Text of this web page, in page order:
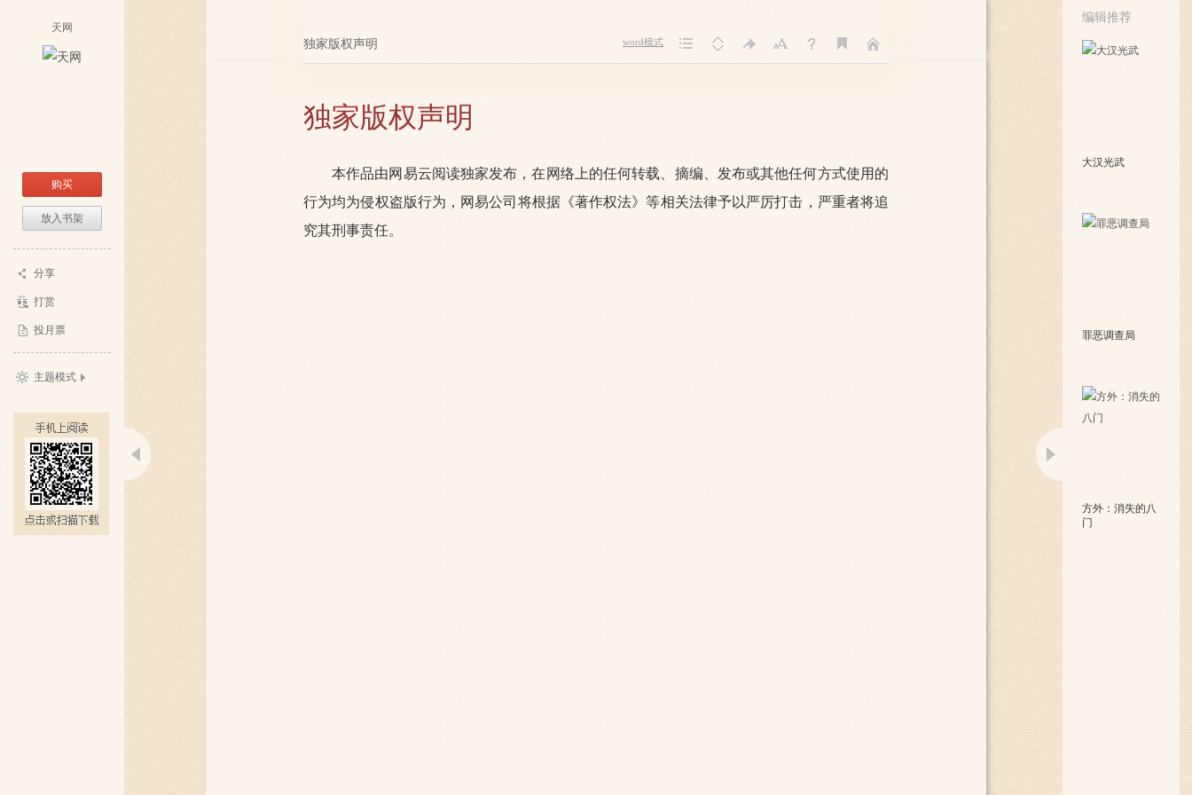
天网
购买
放入书架
分享
打赏
投月票
主题模式
独家版权声明 word模式
独家版权声明
本作品由网易云阅读独家发布，在网络上的任何转载、摘编、发布或其他任何方式使用的
行为均为侵权盗版行为，网易公司将根据《著作权法》等相关法律予以严厉打击，严重者将追
究其刑事责任。
编辑推荐
大汉光武
罪恶调查局
方外：消失的八
门